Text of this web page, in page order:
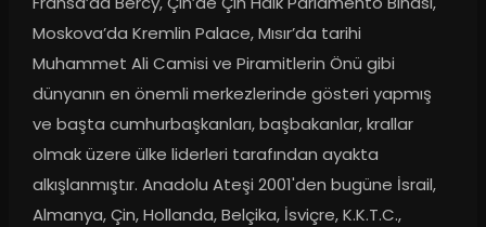
Moskova’da Kremlin Palace, Mısır’da tarihi
Muhammet Ali Camisi ve Piramitlerin Önü gibi
dünyanın en önemli merkezlerinde gösteri yapmış
ve başta cumhurbaşkanları, başbakanlar, krallar
olmak üzere ülke liderleri tarafından ayakta
alkışlanmıştır. Anadolu Ateşi 2001'den bugüne İsrail,
Almanya, Çin, Hollanda, Belçika, İsviçre, K.K.T.C.,